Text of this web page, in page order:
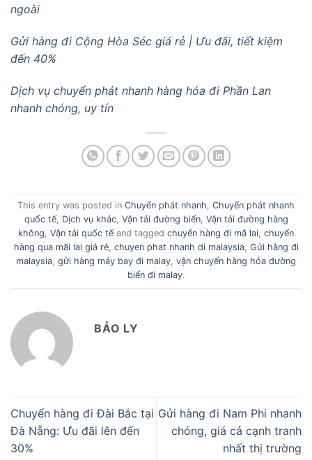
ngoài
Gửi hàng đi Cộng Hòa Séc giá rẻ | Ưu đãi, tiết kiệm
đến 40%
Dịch vụ chuyển phát nhanh hàng hóa đi Phần Lan
nhanh chóng, uy tín
This entry was posted in Chuyển phát nhanh, Chuyển phát nhanh
quốc tế, Dịch vụ khác, Vận tải đường biển, Vận tải đường hàng
không, Vận tải quốc tế and tagged chuyển hàng đi mã lai, chuyển
hàng qua mãi lai giá rẻ, chuyen phat nhanh di malaysia, Gửi hàng đi
malaysia, gửi hàng máy bay đi malay, vận chuyển hàng hóa đường
biển đi malay.
BẢO LY
Chuyển hàng đi Đài Bắc tại
Đà Nẵng: Ưu đãi lên đến
30%
Gửi hàng đi Nam Phi nhanh
chóng, giá cả cạnh tranh
nhất thị trường